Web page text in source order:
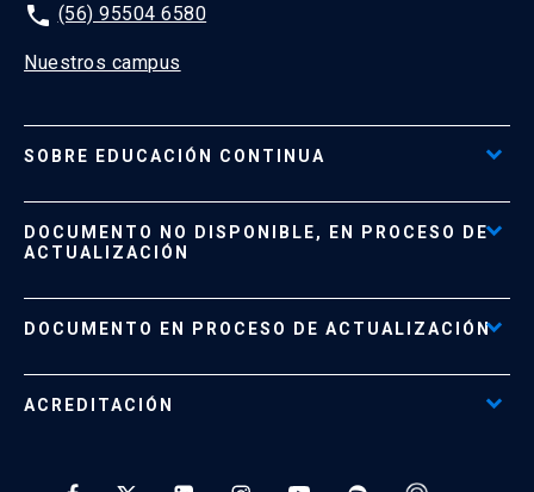
phone (56) 95504 6580
Nuestros campus
SOBRE EDUCACIÓN CONTINUA
Formas de Pago
Políticas de Retiro, Devolución e Información Importante
DOCUMENTO NO DISPONIBLE, EN PROCESO DE
ACTUALIZACIÓN
Documento No Disponible file_download
DOCUMENTO EN PROCESO DE ACTUALIZACIÓN
ACREDITACIÓN